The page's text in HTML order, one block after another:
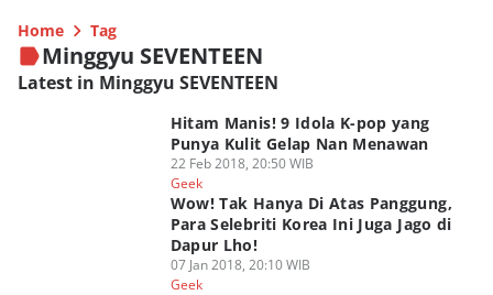
Home Tag
Minggyu SEVENTEEN
Latest in Minggyu SEVENTEEN
Hitam Manis! 9 Idola K-pop yang
Punya Kulit Gelap Nan Menawan
22 Feb 2018, 20:50 WIB
Geek
Wow! Tak Hanya Di Atas Panggung,
Para Selebriti Korea Ini Juga Jago di
Dapur Lho!
07 Jan 2018, 20:10 WIB
Geek